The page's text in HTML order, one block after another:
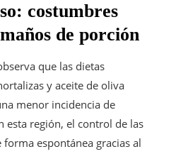
costumbres
de porción
que las dietas
y aceite de oliva
menor incidencia de
esta región, el control de las
espontánea gracias al